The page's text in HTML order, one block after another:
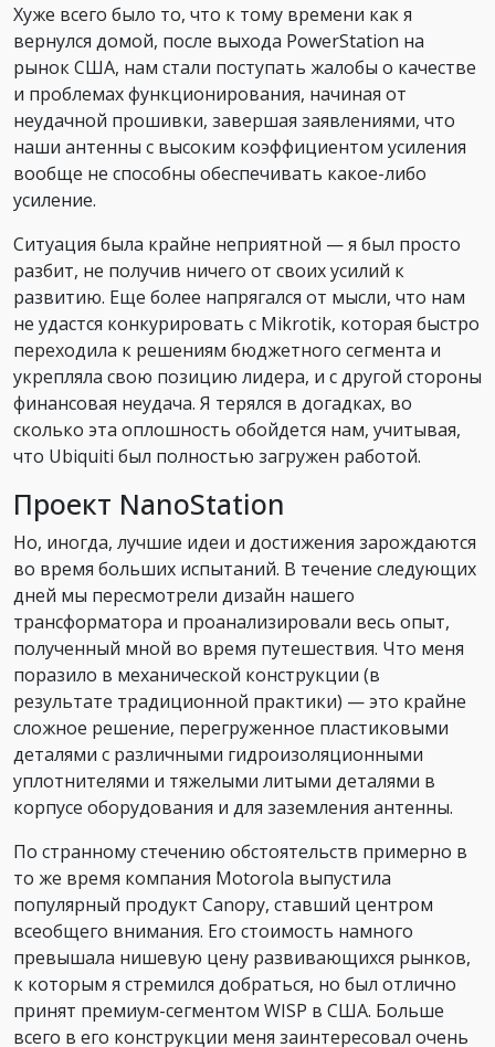
Хуже всего было то, что к тому времени как я
вернулся домой, после выхода PowerStation на
рынок США, нам стали поступать жалобы о качестве
и проблемах функционирования, начиная от
неудачной прошивки, завершая заявлениями, что
наши антенны с высоким коэффициентом усиления
вообще не способны обеспечивать какое-либо
усиление.
Ситуация была крайне неприятной — я был просто
разбит, не получив ничего от своих усилий к
развитию. Еще более напрягался от мысли, что нам
не удастся конкурировать с Mikrotik, которая быстро
переходила к решениям бюджетного сегмента и
укрепляла свою позицию лидера, и с другой стороны
финансовая неудача. Я терялся в догадках, во
сколько эта оплошность обойдется нам, учитывая,
что Ubiquiti был полностью загружен работой.
Проект NanoStation
Но, иногда, лучшие идеи и достижения зарождаются
во время больших испытаний. В течение следующих
дней мы пересмотрели дизайн нашего
трансформатора и проанализировали весь опыт,
полученный мной во время путешествия. Что меня
поразило в механической конструкции (в
результате традиционной практики) — это крайне
сложное решение, перегруженное пластиковыми
деталями с различными гидроизоляционными
уплотнителями и тяжелыми литыми деталями в
корпусе оборудования и для заземления антенны.
По странному стечению обстоятельств примерно в
то же время компания Motorola выпустила
популярный продукт Canopy, ставший центром
всеобщего внимания. Его стоимость намного
превышала нишевую цену развивающихся рынков,
к которым я стремился добраться, но был отлично
принят премиум-сегментом WISP в США. Больше
всего в его конструкции меня заинтересовал очень